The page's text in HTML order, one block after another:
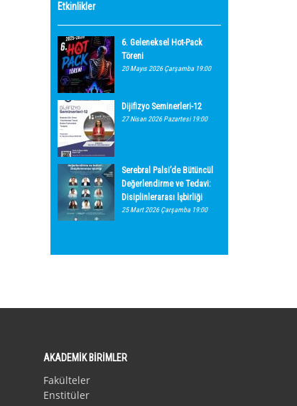
Etkinlikler
6. Geleneksel Hot-Pack
Töreni
20 Mayıs 2026 Çarşamba 19:00
Dijifizyo Seminerleri-12
27 Nisan 2026 Pazartesi 19:00
Serebral Palsi’de Bütüncül
Değerlendirme ve Tedavi:
Disiplinlerarası İşbirliği
25 Mart 2026 Çarşamba 19:00
AKADEMİK BİRİMLER
Fakülteler
Enstitüler